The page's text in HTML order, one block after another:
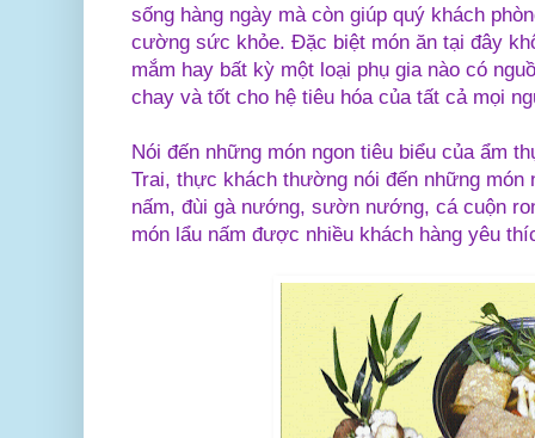
sống hàng ngày mà còn giúp quý khách
cường sức khỏe. Đặc biệt món ăn tại đây
mắm hay bất kỳ một loại phụ gia nào có
chay và tốt cho hệ tiêu hóa của tất cả mọi
Nói đến những món ngon tiêu biểu của ẩm
Trai, thực khách thường nói đến những món
nấm, đùi gà nướng, sườn nướng, cá cuộn
món lẩu nấm được nhiều khách hàng yêu